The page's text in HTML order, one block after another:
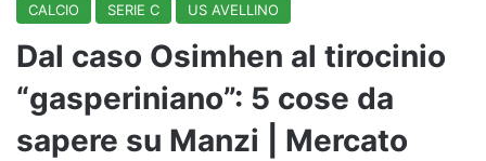
CALCIO SERIE C US AVELLINO
Dal caso Osimhen al tirocinio
“gasperiniano”: 5 cose da
sapere su Manzi | Mercato